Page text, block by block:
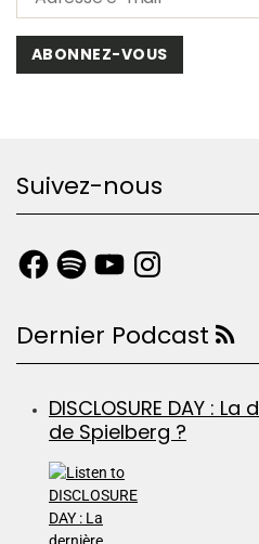
ABONNEZ-VOUS
Suivez-nous
Dernier Podcast
DISCLOSURE DAY :
de Spielberg ?